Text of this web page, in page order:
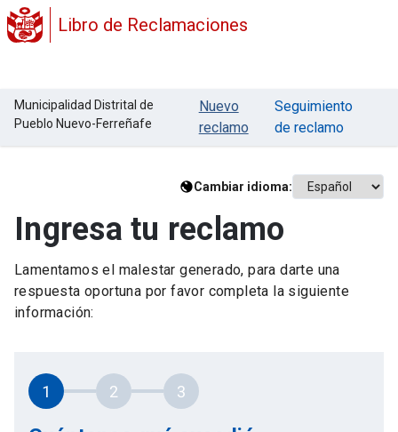
Libro de Reclamaciones
Municipalidad Distrital de
Pueblo Nuevo-Ferreñafe
Nuevo
reclamo
Seguimiento
de reclamo
Cambiar idioma:
Ingresa tu reclamo
Lamentamos el malestar generado, para darte una
respuesta oportuna por favor completa la siguiente
información:
1 2 3